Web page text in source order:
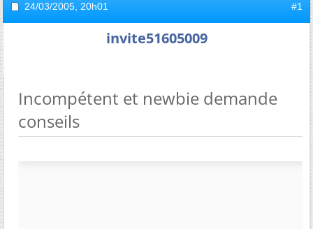
24/03/2005, 20h01 #1
invite51605009
Incompétent et newbie demande
conseils